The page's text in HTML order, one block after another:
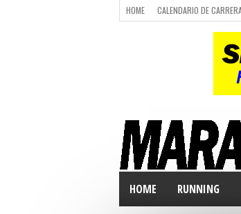
HOME CALENDARIO DE
LUGARES PARA
HOME RUNNING